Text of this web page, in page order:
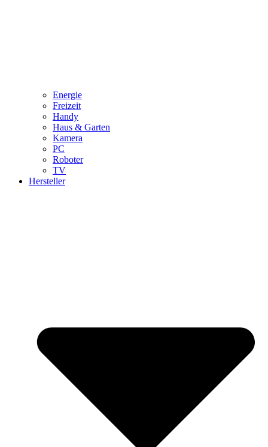
Energie
Freizeit
Handy
Haus & Garten
Kamera
PC
Roboter
TV
Hersteller